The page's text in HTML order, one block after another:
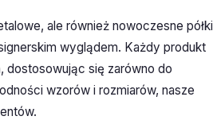
ale również nowoczesne półki
wyglądem. Każdy produkt
dostosowując się zarówno do
wzorów i rozmiarów, nasze